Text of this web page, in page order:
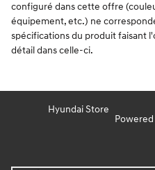
configuré dans cette offre
équipement, etc.) ne
spécifications du produit faisant
détail dans celle-ci.
Hyundai Store